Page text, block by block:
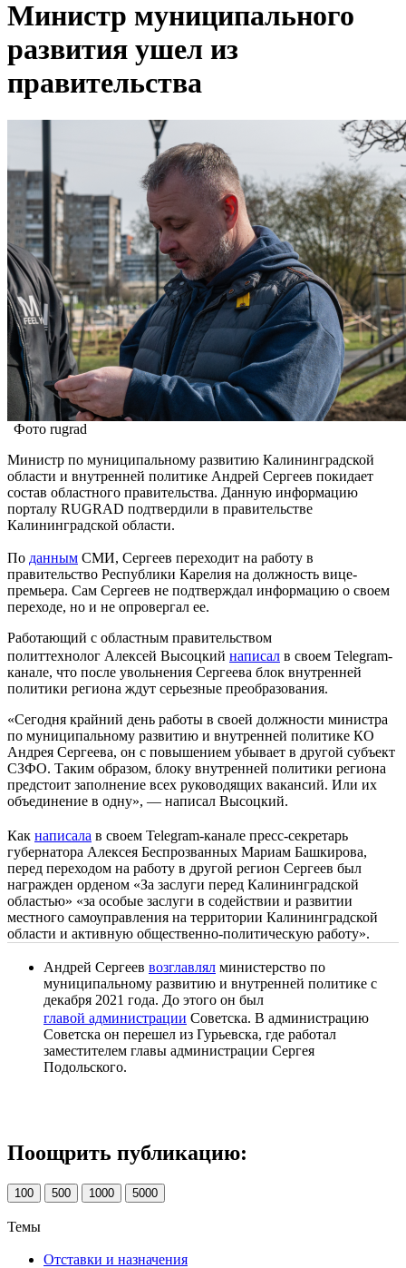
Министр муниципального
развития ушел из
правительства
Фото rugrad
Министр по муниципальному развитию Калининградской
области и внутренней политике Андрей Сергеев покидает
состав областного правительства. Данную информацию
порталу RUGRAD подтвердили в правительстве
Калининградской области.
По данным СМИ, Сергеев переходит на работу в
правительство Республики Карелия на должность вице-
премьера. Сам Сергеев не подтверждал информацию о своем
переходе, но и не опровергал ее.
Работающий с областным правительством
политтехнолог Алексей Высоцкий написал в своем Telegram-
канале, что после увольнения Сергеева блок внутренней
политики региона ждут серьезные преобразования.
«Сегодня крайний день работы в своей должности министра
по муниципальному развитию и внутренней политике КО
Андрея Сергеева, он с повышением убывает в другой субъект
СЗФО. Таким образом, блоку внутренней политики региона
предстоит заполнение всех руководящих вакансий. Или их
объединение в одну», — написал Высоцкий.
Как написала в своем Telegram-канале пресс-секретарь
губернатора Алексея Беспрозванных Мариам Башкирова,
перед переходом на работу в другой регион Сергеев был
награжден орденом «За заслуги перед Калининградской
областью» «за особые заслуги в содействии и развитии
местного самоуправления на территории Калининградской
области и активную общественно-политическую работу».
Андрей Сергеев возглавлял министерство по
муниципальному развитию и внутренней политике с
декабря 2021 года. До этого он был
главой администрации Советска. В администрацию
Советска он перешел из Гурьевска, где работал
заместителем главы администрации Сергея
Подольского.
Поощрить публикацию:
100 500 1000 5000
Темы
Отставки и назначения